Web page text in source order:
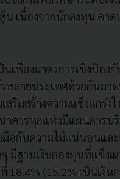
เนื่องจากนักลงทุน คา
นเพียงมาตรการเชิงป้อ
ลายประเทศด้วยกันมา
สริมสร้างความแข็งแกร่ง
าคารทุกแห่งมีแผนการบ
อกับความไม่แน่นอนแล
มีฐานเงินกองทุนที่แข็งแ
18.4% (15.2% เป็นเงิ